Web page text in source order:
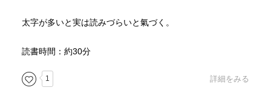
太字が多いと実は読みづらいと氣づく。
読書時間：約30分
1 詳細をみる